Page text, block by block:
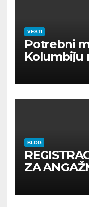
VESTI
Potrebni
Kolumbiju
BLOG
ZA